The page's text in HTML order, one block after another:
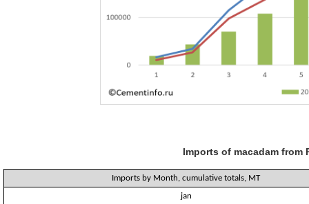
Imports of macadam from
Imports by Month, cumulative totals, MT
jan